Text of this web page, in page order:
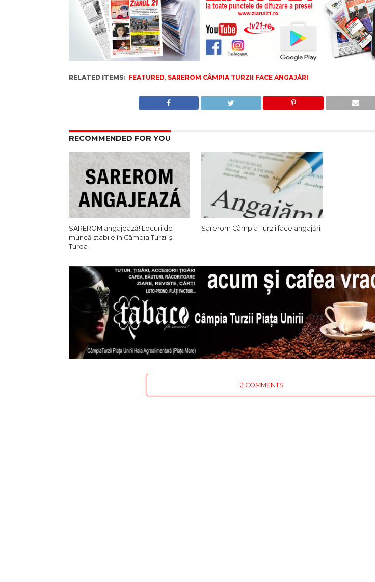
RELATED ITEMS: FEATURED, SAREROM CÂMPIA TURZII FACE ANGAJĂRI
RECOMMENDED FOR YOU
SAREROM angajează! Locuri de
muncă stabile în Câmpia Turzii și
Turda
Sarerom Câmpia Turzii face angajări
2 COMMENTS